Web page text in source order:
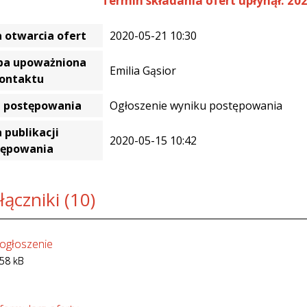
otwarcia ofert
2020-05-21 10:30
upoważniona
Emilia Gąsior
postępowania
Ogłoszenie wyniku postępowania
publikacji
2020-05-15 10:42
(10)
ogłoszenie
58 kB